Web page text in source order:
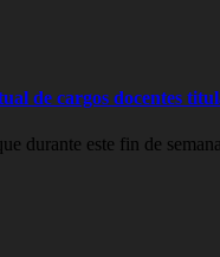
de cargos docentes
durante este fin de